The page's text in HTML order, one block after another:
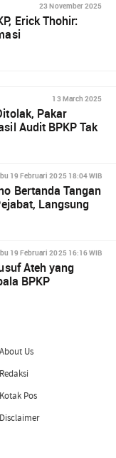
23 November 2025
Erick Thohir:
13 March 2025
Pakar
Audit BPKP Tak
19 Februari 2025 18:04 WIB
Bertanda Tangan
Langsung
19 Februari 2025 16:16 WIB
Ateh yang
BPKP
About Us
Redaksi
Kotak Pos
Disclaimer